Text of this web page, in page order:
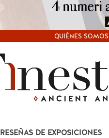
QUIÉNES SOMOS
RESEÑAS DE EXPOSICIONES